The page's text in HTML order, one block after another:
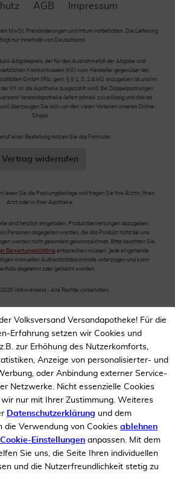
AGB Impressum
MwSt. Preisänderungen und Irrtum vorbehalten. Die Lieferung
nur innerhalb von Deutschland.
Abgabepreis, der für den Ausnahmefall der Abgabe und
Krankenkassen (KK) vom Hersteller gegenüber der
GmbH (IFA) gem. § III 1, S. 2 AMG anzugeben ist und im
KK an die Apotheke ausgezahlt wird. Bei Doppelpackungen
Versandapotheke liefert schnell, zuverlässig und diskret.
überzeugen Sie sich von den vielen Vorteilen unseres Online-
Shops!
einer Bestellung nutzen Sie das Formular:
Vertrag widerrufen
lesen Sie die Packungsbeilage und fragen Sie Ihre Ärztin, Ihren
Arzt oder in Ihrer Apotheke.
sind herzlich eingeladen, Produktbewertungen abzugeben.
Personen abgegeben werden, die das Produkt nicht bei uns
werden nicht gesondert gekennzeichnet. Bitte beachten Sie,
Bewertungsrichtlinie entsprechen müssen. Jede eingehende
manuellen Authentizitätskontrolle unterzogen und kann
abgelehnt oder gelöscht werden.
Volksversand - Alle Rechte vorbehalten
Volksversand Versandapotheke! Für die
Erfahrung setzen wir Cookies und
zur Erhöhung des Nutzerkomforts,
Anzeige von personalisierter- und
oder Anbindung externer Service-
Netzwerke. Nicht essenzielle Cookies
nur mit Ihrer Zustimmung. Weiteres
Datenschutzerklärung und dem
die Verwendung von Cookies ablehnen
Cookie-Einstellungen anpassen. Mit dem
Sie uns, die Seite Ihren individuellen
und die Nutzerfreundlichkeit stetig zu